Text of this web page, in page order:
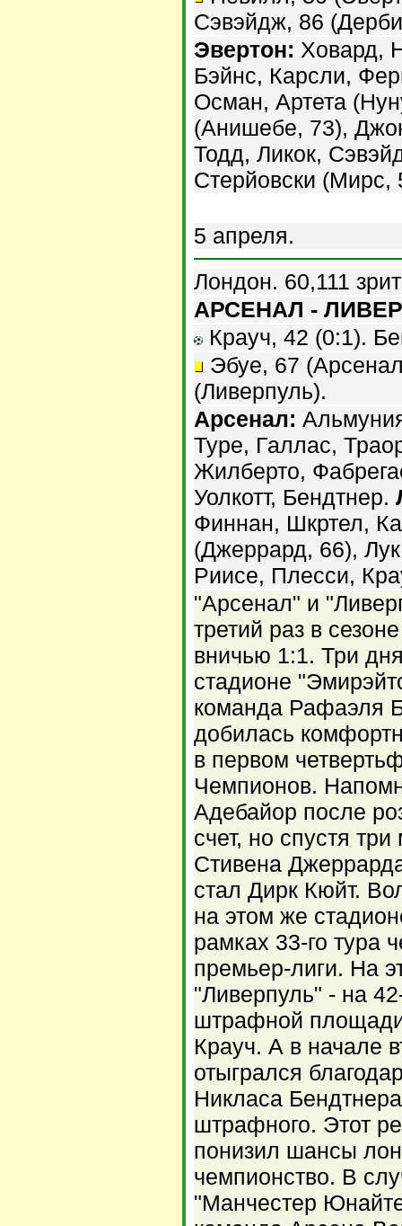
Сэвэйдж, 86
Эвертон: Ховард,
Бэйнс, Карсли,
Осман, Артета
(Анишебе, 73),
Тодд, Ликок,
Стерйовски
5 апреля.
Лондон. 60,111
АРСЕНАЛ -
Крауч, 42 (0:1).
Эбуе, 67
(Ливерпуль).
Арсенал:
Туре, Галлас,
Жилберто,
Уолкотт, Бендтнер.
Финнан, Шкртел,
(Джеррард, 66),
Риисе, Плесси,
"Арсенал" и
третий раз в
вничью 1:1. Три
стадионе
команда Рафаэля
добилась
в первом
Чемпионов.
Адебайор после
счет, но спустя
Стивена
стал Дирк Кюйт.
на этом же
рамках 33-го тура
премьер-лиги. На
"Ливерпуль" - на
штрафной
Крауч. А в начале
отыгрался
Никласа
штрафного. Этот
понизил шансы
чемпионство. В
"Манчестер